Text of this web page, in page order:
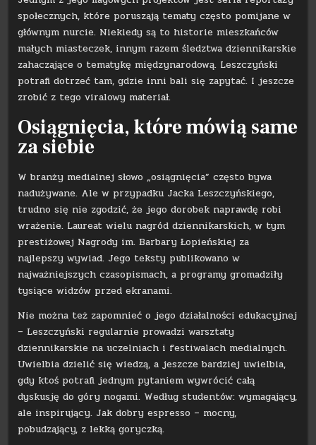
społecznych, które poruszają tematy często pomijane w
głównym nurcie. Niekiedy są to historie mieszkańców
małych miasteczek, innym razem śledztwa dziennikarskie
zahaczające o tematykę międzynarodową. Leszczyński
potrafi dotrzeć tam, gdzie inni bali się zapytać. I jeszcze
zrobić z tego viralowy materiał.
Osiągnięcia, które mówią same
za siebie
W branży medialnej słowo „osiągnięcia” często bywa
nadużywane. Ale w przypadku Jacka Leszczyńskiego,
trudno się nie zgodzić, że jego dorobek naprawdę robi
wrażenie. Laureat wielu nagród dziennikarskich, w tym
prestiżowej Nagrody im. Barbary Łopieńskiej za
najlepszy wywiad. Jego teksty publikowano w
najważniejszych czasopismach, a programy gromadziły
tysiące widzów przed ekranami.
Nie można też zapomnieć o jego działalności edukacyjnej
– Leszczyński regularnie prowadzi warsztaty
dziennikarskie na uczelniach i festiwalach medialnych.
Uwielbia dzielić się wiedzą, a jeszcze bardziej uwielbia,
gdy ktoś potrafi jednym pytaniem wywrócić całą
dyskusję do góry nogami. Według studentów: wymagający,
ale inspirujący. Jak dobry espresso – mocny,
pobudzający, z lekką goryczką.